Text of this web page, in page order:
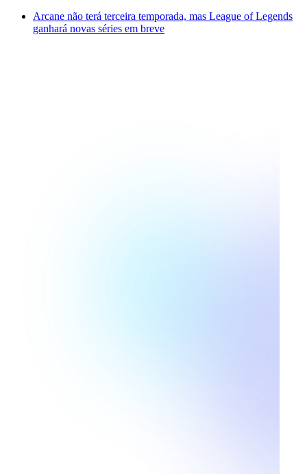
Arcane não terá terceira temporada, mas League of Legends
ganhará novas séries em breve